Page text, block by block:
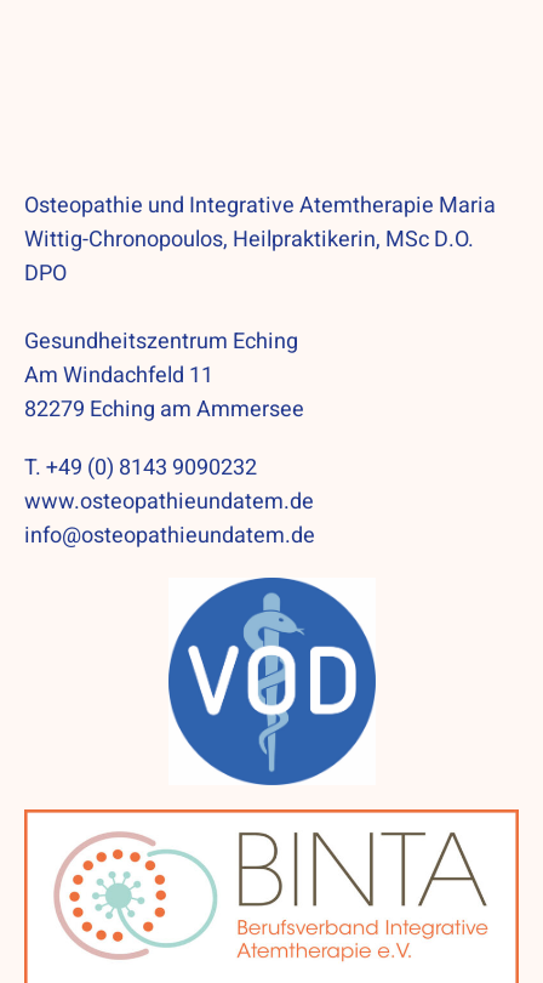
Osteopathie und Integrative Atemtherapie Maria
Wittig-Chronopoulos, Heilpraktikerin, MSc D.O.
DPO
Gesundheitszentrum Eching
Am Windachfeld 11
82279 Eching am Ammersee
T. +49 (0) 8143 9090232
www.osteopathieundatem.de
info@osteopathieundatem.de